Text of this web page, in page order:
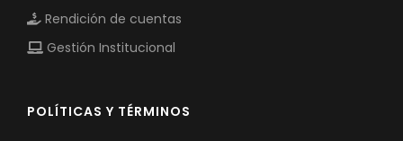
Rendición de cuentas
Gestión Institucional
POLÍTICAS Y TÉRMINOS